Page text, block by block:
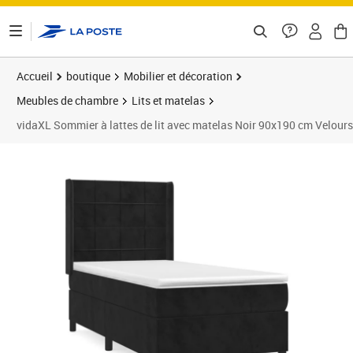
Accueil boutique
Mobilier et décoration
Meubles de chambre
Lits et matelas
vidaXL Sommier à lattes de lit avec matelas Noir 90x190 cm Velours